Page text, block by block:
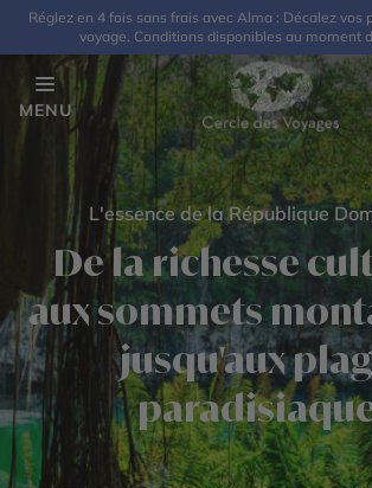
Réglez en 4 fois sans frais avec Alma : Décalez vos
voyage. Conditions disponibles au moment
MENU
L'essence de la République
De la richesse
aux sommets
jusqu'aux